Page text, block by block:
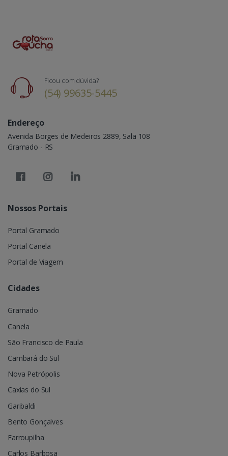
Ficou com dúvida?
(54) 99635-5445
Endereço
Avenida Borges de Medeiros 2889, Sala 108
Gramado - RS
Nossos Portais
Portal Gramado
Portal Canela
Portal de Viagem
Cidades
Gramado
Canela
São Francisco de Paula
Cambará do Sul
Nova Petrópolis
Caxias do Sul
Garibaldi
Bento Gonçalves
Farroupilha
Carlos Barbosa